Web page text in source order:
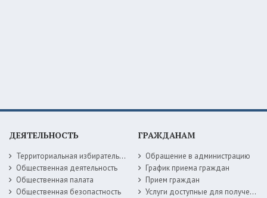
ДЕЯТЕЛЬНОСТЬ
Территориальная избирательная комиссия
Общественная деятельность
Общественная палата
Общественная безопастность
ГРАЖДАНАМ
Обращение в администрацию
График приема граждан
Прием граждан
Услуги доступные для получения в электронной форме